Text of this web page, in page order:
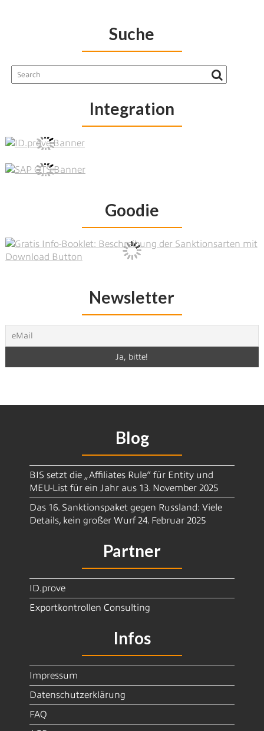
Suche
Integration
Goodie
Newsletter
Blog
BIS setzt die „Affiliates Rule“ für Entity und
MEU-List für ein Jahr aus 13. November 2025
Das 16. Sanktionspaket gegen Russland: Viele
Details, kein großer Wurf 24. Februar 2025
Partner
ID.prove
Exportkontrollen Consulting
Infos
Impressum
Datenschutzerklärung
FAQ